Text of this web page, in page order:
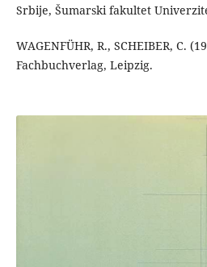
Srbije, Šumarski fakultet
WAGENFÜHR, R., SCHEIBER, C.
Fachbuchverlag, Leipzig.